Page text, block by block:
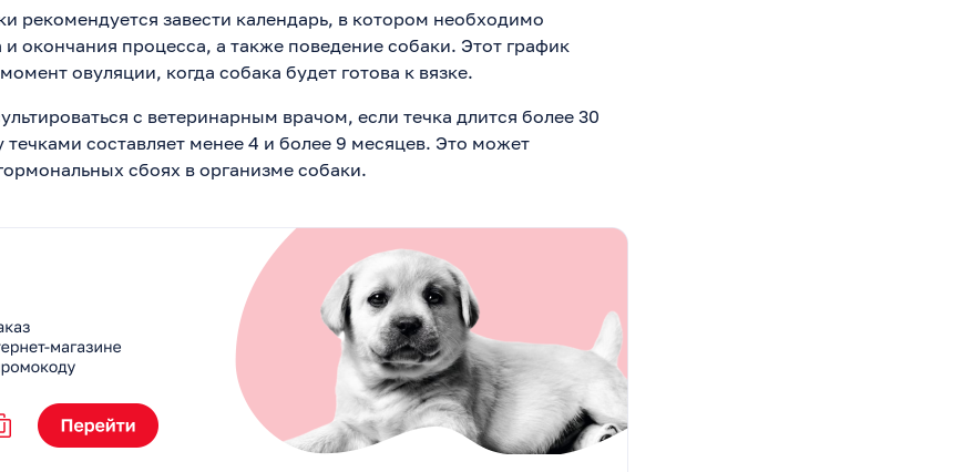
рекомендуется завести календарь, в котором необходимо
и окончания процесса, а также поведение собаки. Этот график
овуляции, когда собака будет готова к вязке.
с ветеринарным врачом, если течка длится более 30
составляет менее 4 и более 9 месяцев. Это может
сбоях в организме собаки.